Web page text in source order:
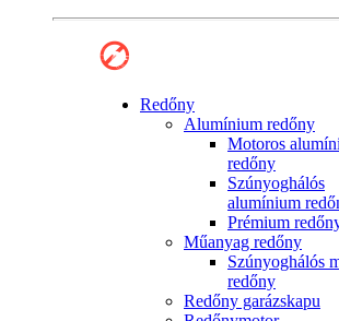
Redőny
Alumínium redőny
Motoros
redőny
Szúnyoghálós
alumínium
Prémium
Műanyag redőny
Szúnyoghálós
redőny
Redőny garázskapu